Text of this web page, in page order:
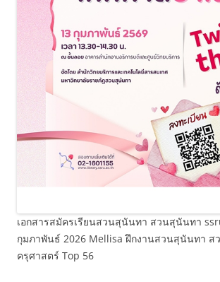
เอกสารสมัครเรียนสวนสุนันทา สวนสุนันทา
กุมภาพันธ์ 2026 Mellisa ฝึกงานสวนสุนันทา
ครุศาสตร์ Top 56